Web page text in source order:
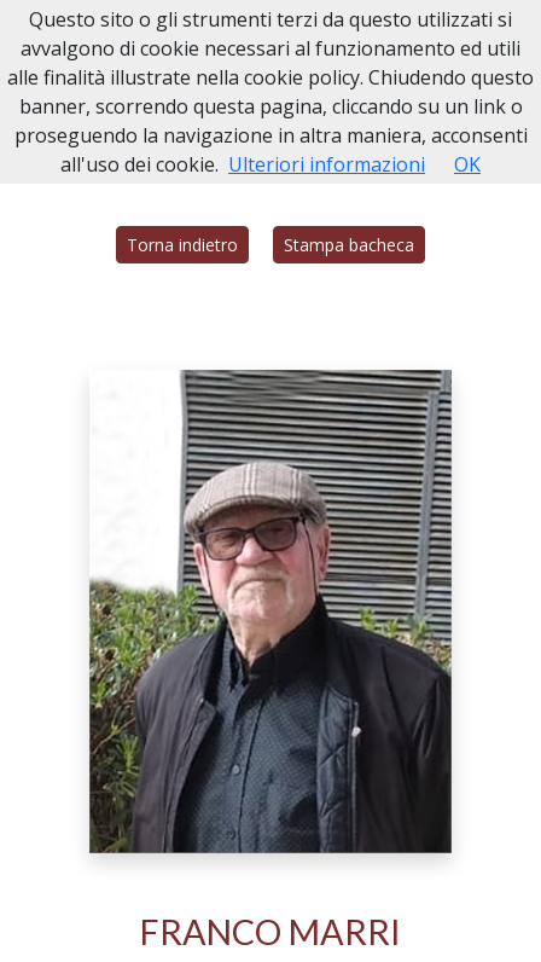
Necrologi Civitavecchia
Home Italia RM Civitavecchia FRANCO MARRI
Torna indietro Stampa bacheca
FRANCO MARRI
Questo sito o gli strumenti terzi da questo utilizzati si
avvalgono di cookie necessari al funzionamento ed utili
alle finalità illustrate nella cookie policy. Chiudendo questo
banner, scorrendo questa pagina, cliccando su un link o
proseguendo la navigazione in altra maniera, acconsenti
all'uso dei cookie. Ulteriori informazioni OK